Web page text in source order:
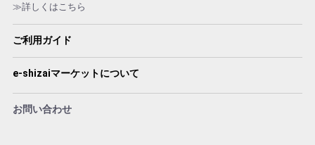
≫詳しくはこちら
ご利用ガイド
e-shizaiマーケットについて
お問い合わせ